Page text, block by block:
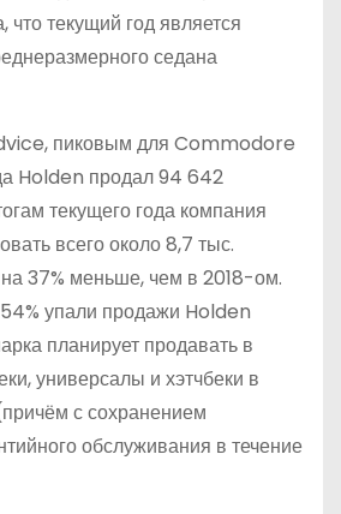
что текущий год является
седана
пиковым для Commodore
Holden продал 94 642
текущего года компания
всего около 8,7 тыс.
37% меньше, чем в 2018-ом.
упали продажи Holden
планирует продавать в
универсалы и хэтчбеки в
с сохранением
обслуживания в течение